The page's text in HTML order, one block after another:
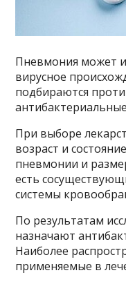
Пневмония может
вирусное
подбираются
При выборе
возраст и
пневмонии и
есть
системы
По результатам
назначают
Наиболее
применяемые в